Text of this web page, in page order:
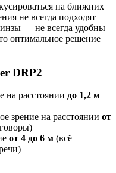
на ближних
не всегда подходят
— не всегда удобны
оптимальное решение
DRP2
на расстоянии до 1,2 м
зрение на расстоянии от
от 4 до 6 м (всё